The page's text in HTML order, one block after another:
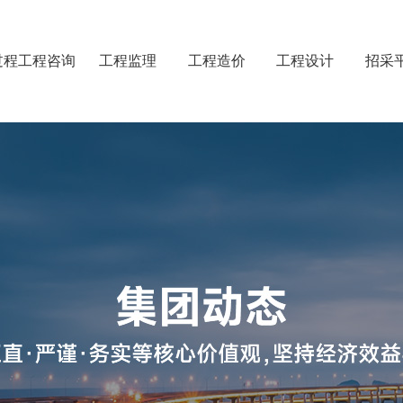
程工程咨询 工程监理 工程造价 工程设计 招采